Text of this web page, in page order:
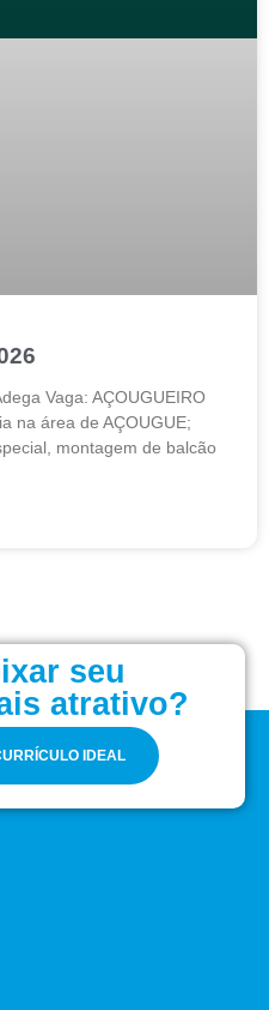
Vaga: AÇOUGUEIRO
na área de AÇOUGUE;
montagem de balcão
seu
atrativo?
IDEAL